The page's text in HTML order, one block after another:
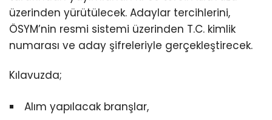
üzerinden yürütülecek. Adaylar tercihlerini,
ÖSYM’nin resmi sistemi üzerinden T.C. kimlik
numarası ve aday şifreleriyle gerçekleştirecek.
Kılavuzda;
Alım yapılacak branşlar,